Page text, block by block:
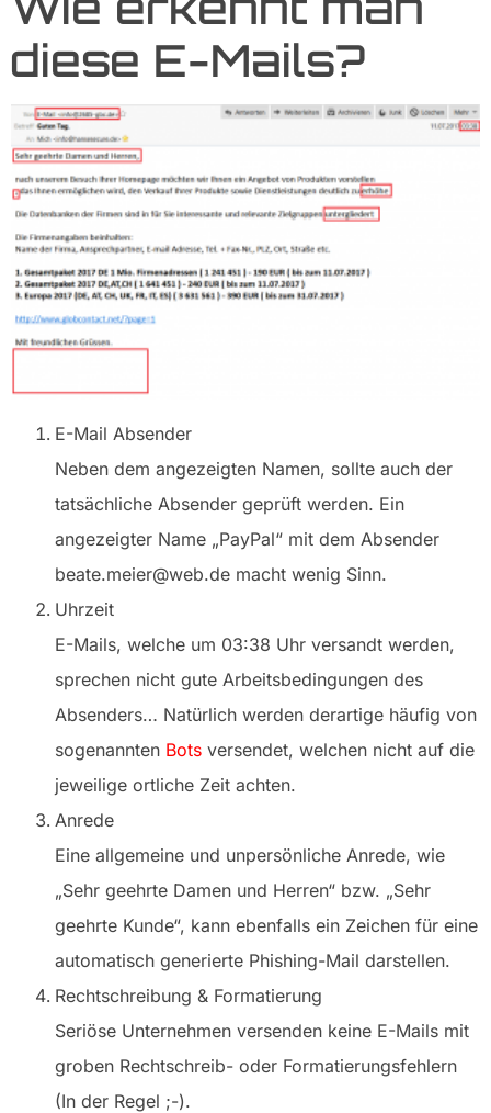
diese E-Mails?
E-Mail Absender
Neben dem angezeigten Namen, sollte auch der
tatsächliche Absender geprüft werden. Ein
angezeigter Name „PayPal“ mit dem Absender
beate.meier@web.de macht wenig Sinn.
Uhrzeit
E-Mails, welche um 03:38 Uhr versandt werden,
sprechen nicht gute Arbeitsbedingungen des
Absenders… Natürlich werden derartige häufig von
sogenannten Bots versendet, welchen nicht auf die
jeweilige ortliche Zeit achten.
Anrede
Eine allgemeine und unpersönliche Anrede, wie
„Sehr geehrte Damen und Herren“ bzw. „Sehr
geehrte Kunde“, kann ebenfalls ein Zeichen für eine
automatisch generierte Phishing-Mail darstellen.
Rechtschreibung & Formatierung
Seriöse Unternehmen versenden keine E-Mails mit
groben Rechtschreib- oder Formatierungsfehlern
(In der Regel ;-).